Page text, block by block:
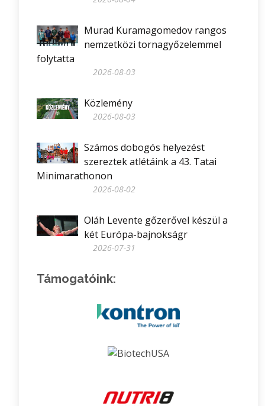
Murad Kuramagomedov rangos
nemzetközi tornagyőzelemmel
folytatta
2026-08-03
Közlemény
2026-08-03
Számos dobogós helyezést
szereztek atlétáink a 43. Tatai
Minimarathonon
2026-08-02
Oláh Levente gőzerővel készül a
két Európa-bajnokságr
2026-07-31
Támogatóink: